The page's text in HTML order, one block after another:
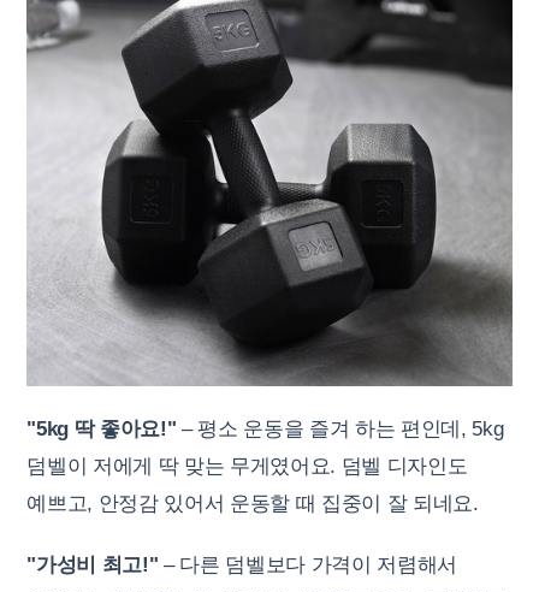
"5kg 딱 좋아요!" – 평소 운동을 즐겨 하는 편인데, 5kg
덤벨이 저에게 딱 맞는 무게였어요. 덤벨 디자인도
예쁘고, 안정감 있어서 운동할 때 집중이 잘 되네요.
"가성비 최고!" – 다른 덤벨보다 가격이 저렴해서